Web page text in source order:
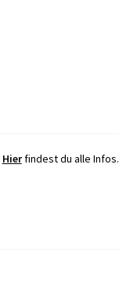
Hierfindest du alle Infos.